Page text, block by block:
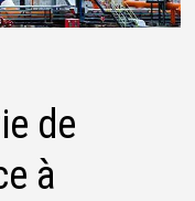
de
à